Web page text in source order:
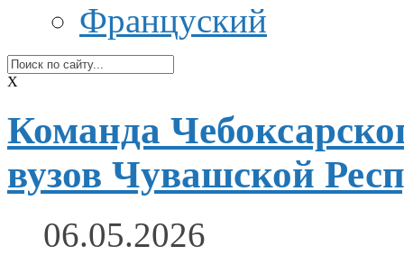
Француский
X
Команда
вузов Чувашской
06.05.2026